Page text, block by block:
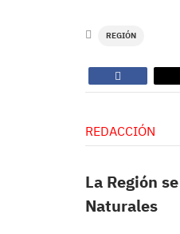
REGIÓN
REDACCIÓN
La Región
Naturales